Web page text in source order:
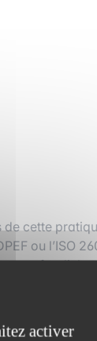
cette
ou l’ISO
approfondit
clés (KPIs).
activer